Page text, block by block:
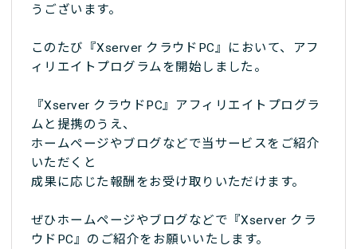
うございます。
このたび『Xserver クラウドPC』において、アフ
ィリエイトプログラムを開始しました。
『Xserver クラウドPC』アフィリエイトプログラ
ムと提携のうえ、
ホームページやブログなどで当サービスをご紹介
いただくと
成果に応じた報酬をお受け取りいただけます。
ぜひホームページやブログなどで『Xserver クラ
ウドPC』のご紹介をお願いいたします。